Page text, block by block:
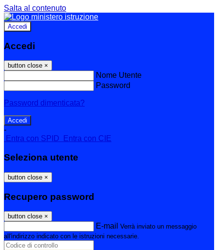
Salta al contenuto
Accedi
Accedi
button close ×
Nome Utente
Password
Password dimenticata?
-
Entra con SPID
Entra con CIE
Seleziona utente
button close ×
Recupero password
button close ×
E-mail Verrà inviato un messaggio
all'indirizzo indicato con le istruzioni necessarie.